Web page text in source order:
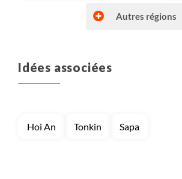
Voyage
Montagnes du Tonkin
Autres régions
Idées associées
Hoi An Tonkin Sapa